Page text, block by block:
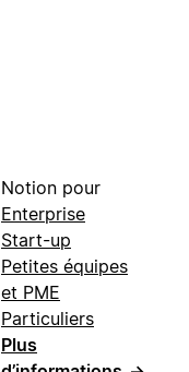
Notion pour
Enterprise
Start-up
Petites équipes
et PME
Particuliers
Plus